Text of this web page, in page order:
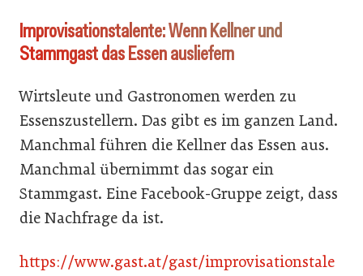
Improvisationstalente: Wenn Kellner und
Stammgast das Essen ausliefern
Wirtsleute und Gastronomen werden zu
Essenszustellern. Das gibt es im ganzen Land.
Manchmal führen die Kellner das Essen aus.
Manchmal übernimmt das sogar ein
Stammgast. Eine Facebook-Gruppe zeigt, dass
die Nachfrage da ist.
https://www.gast.at/gast/improvisationstale